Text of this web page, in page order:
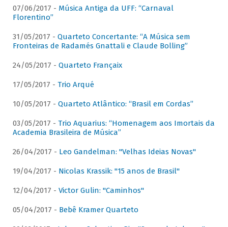
07/06/2017 - Música Antiga da UFF: “Carnaval
Florentino”
31/05/2017 - Quarteto Concertante: “A Música sem
Fronteiras de Radamés Gnattali e Claude Bolling”
24/05/2017 - Quarteto Françaix
17/05/2017 - Trio Arqué
10/05/2017 - Quarteto Atlântico: “Brasil em Cordas”
03/05/2017 - Trio Aquarius: “Homenagem aos Imortais da
Academia Brasileira de Música”
26/04/2017 - Leo Gandelman: "Velhas Ideias Novas"
19/04/2017 - Nicolas Krassik: "15 anos de Brasil"
12/04/2017 - Victor Gulin: "Caminhos"
05/04/2017 - Bebê Kramer Quarteto